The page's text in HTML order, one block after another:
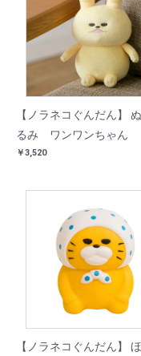
【ノラネコぐんだん】
るみ ワンワンちゃん
￥3,520
【ノラネコぐんだん】